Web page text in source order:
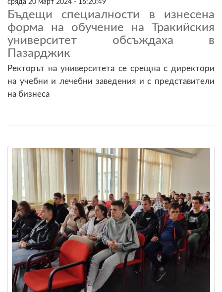
сряда 20 март 2024 - 16:20:49
Бъдещи специалности в изнесена
форма на обучение на Тракийския
университет обсъждаха в
Пазарджик
Ректорът на университета се срещна с директори
на учебни и лечебни заведения и с представители
на бизнеса